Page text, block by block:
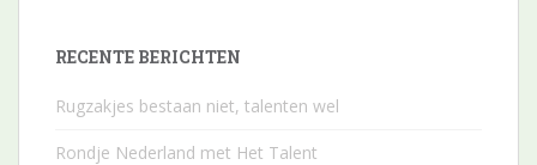
RECENTE BERICHTEN
Rugzakjes bestaan niet, talenten wel
Rondje Nederland met Het Talent